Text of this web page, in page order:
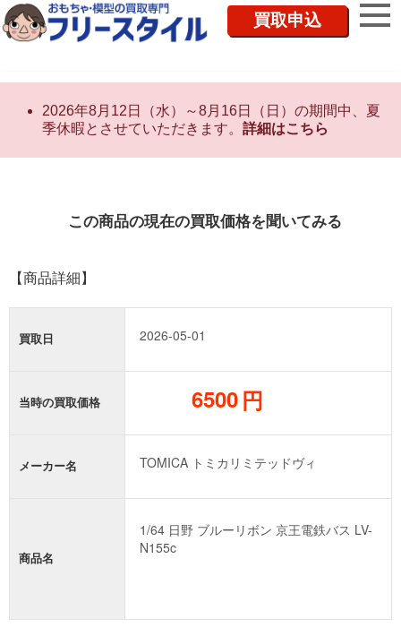
買取申込
2026年8月12日（水）～8月16日（日）の期間中、夏
季休暇とさせていただきます。 詳細はこちら
この商品の現在の買取価格を聞いてみる
【商品詳細】
買取日
当時の買取価格 円
メーカー名
商品名